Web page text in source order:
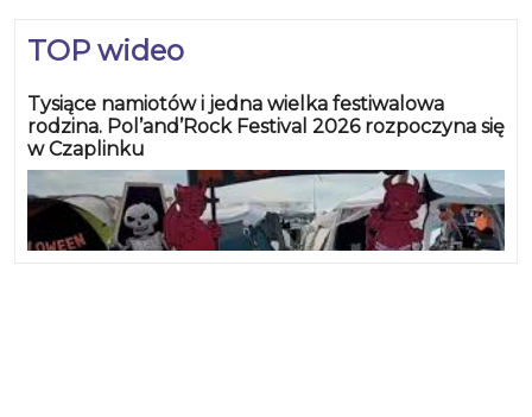
TOP wideo
Tysiące namiotów i jedna wielka festiwalowa
rodzina. Pol’and’Rock Festival 2026 rozpoczyna się
w Czaplinku